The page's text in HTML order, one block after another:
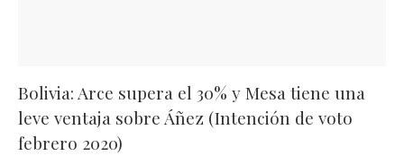
Bolivia: Arce supera el 30% y Mesa tiene una
leve ventaja sobre Áñez (Intención de voto
febrero 2020)